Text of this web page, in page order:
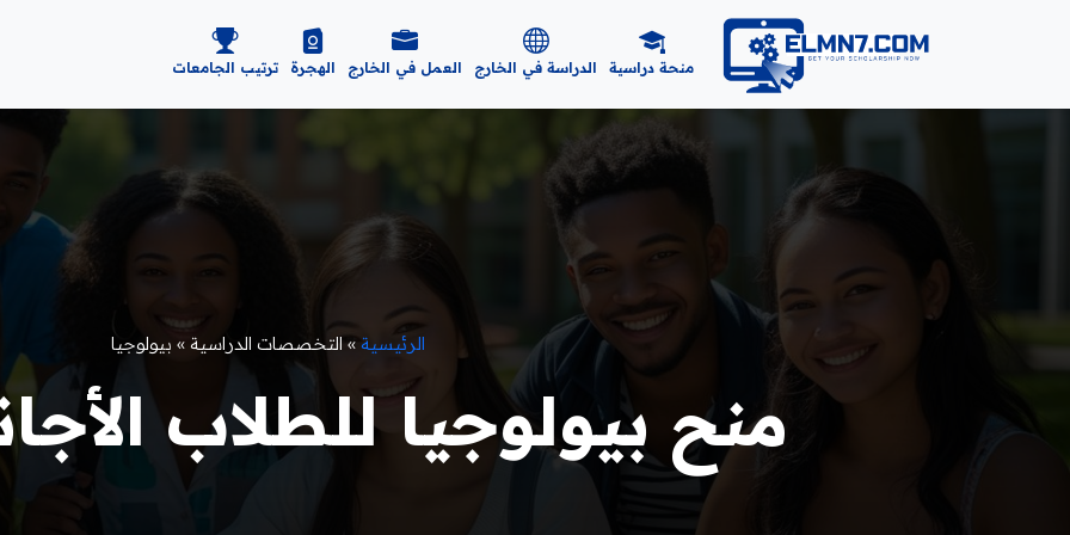
منحة دراسية الدراسة في الخارج العمل في الخارج الهجرة ترتيب الجامعات
الرئيسية » التخصصات الدراسية » بيولوجيا
منح بيولوجيا للطلاب الأجانب